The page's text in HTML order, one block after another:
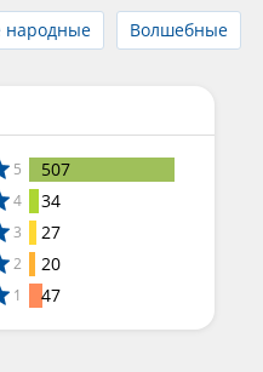
народные Волшебные
5 507
4 34
3 27
2 20
1 47